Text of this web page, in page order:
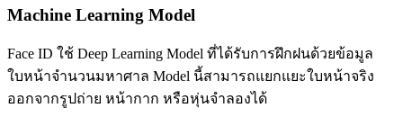
Machine Learning Model
Face ID ใช้ Deep Learning Model ที่ได้รับการฝึกฝนด้วยข้อมูล
ใบหน้าจำนวนมหาศาล Model นี้สามารถแยกแยะใบหน้าจริง
ออกจากรูปถ่าย หน้ากาก หรือหุ่นจำลองได้